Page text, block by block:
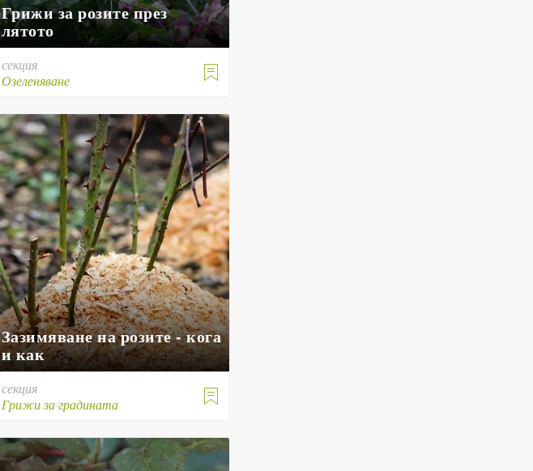
Грижи за розите през
лятото

секция
Озеленяване
Зазимяване на розите - кога
и как

секция
Грижи за градината